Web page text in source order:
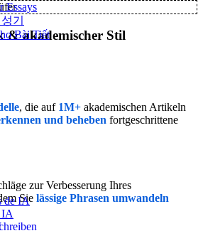
Essays
기
Bài Tiết
de IA
IA
akademischer Stil
, die auf 1M+ akademischen Artikeln
und beheben fortgeschrittene
zur Verbesserung Ihres
Sie lässige Phrasen umwandeln